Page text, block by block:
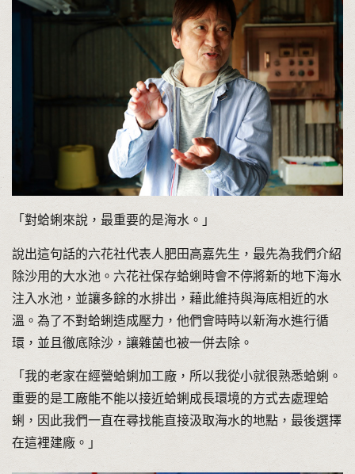
「對蛤蜊來說，最重要的是海水。」
說出這句話的六花社代表人肥田高嘉先生，最先為我們介紹
除沙用的大水池。六花社保存蛤蜊時會不停將新的地下海水
注入水池，並讓多餘的水排出，藉此維持與海底相近的水
溫。為了不對蛤蜊造成壓力，他們會時時以新海水進行循
環，並且徹底除沙，讓雜菌也被一併去除。
「我的老家在經營蛤蜊加工廠，所以我從小就很熟悉蛤蜊。
重要的是工廠能不能以接近蛤蜊成長環境的方式去處理蛤
蜊，因此我們一直在尋找能直接汲取海水的地點，最後選擇
在這裡建廠。」